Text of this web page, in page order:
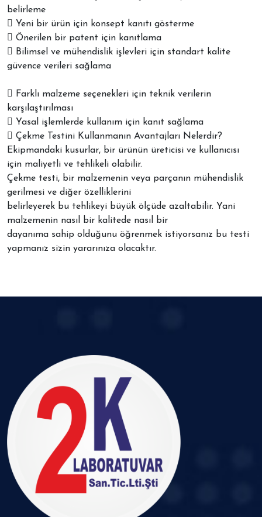
belirleme
 Yeni bir ürün için konsept kanıtı gösterme
 Önerilen bir patent için kanıtlama
 Bilimsel ve mühendislik işlevleri için standart kalite
güvence verileri sağlama
 Farklı malzeme seçenekleri için teknik verilerin
karşılaştırılması
 Yasal işlemlerde kullanım için kanıt sağlama
 Çekme Testini Kullanmanın Avantajları Nelerdir?
Ekipmandaki kusurlar, bir ürünün üreticisi ve kullanıcısı
için maliyetli ve tehlikeli olabilir.
Çekme testi, bir malzemenin veya parçanın mühendislik
gerilmesi ve diğer özelliklerini
belirleyerek bu tehlikeyi büyük ölçüde azaltabilir. Yani
malzemenin nasıl bir kalitede nasıl bir
dayanıma sahip olduğunu öğrenmek istiyorsanız bu testi
yapmanız sizin yararınıza olacaktır.